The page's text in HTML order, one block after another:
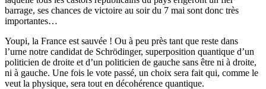
barrage, ses chances de victoire au soir du 7 mai sont donc très
importantes…
Youpi, la France est sauvée ! Ou à peu près tant que reste dans
l’urne notre candidat de Schrödinger, superposition quantique d’un
politicien de droite et d’un politicien de gauche sans être ni à droite,
ni à gauche. Une fois le vote passé, un choix sera fait qui, comme le
veut la physique, sera tout en décohérence quantique.